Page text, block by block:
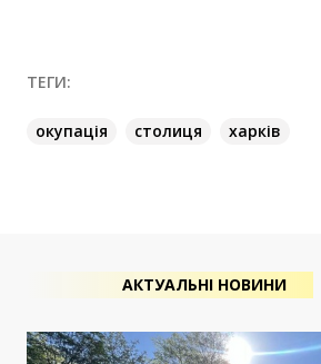
ТЕГИ:
окупація столиця харків
АКТУАЛЬНІ НОВИНИ